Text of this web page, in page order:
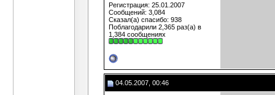
Регистрация: 25.01.2007
Сообщений: 3,084
Сказал(а) спасибо: 938
Поблагодарили 2,365 раз(а) в
1,384 сообщениях
04.05.2007, 00:46